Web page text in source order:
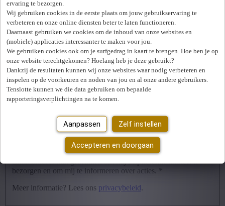
ervaring te bezorgen.
Wij gebruiken cookies in de eerste plaats om jouw gebruikservaring te
verbeteren en onze online diensten beter te laten functioneren.
Daarnaast gebruiken we cookies om de inhoud van onze websites en
(mobiele) applicaties interessanter te maken voor jou.
We gebruiken cookies ook om je surfgedrag in kaart te brengen. Hoe ben je op
onze website terechtgekomen? Hoelang heb je deze gebruikt?
Dankzij de resultaten kunnen wij onze websites waar nodig verbeteren en
inspelen op de voorkeuren en noden van jou en al onze andere gebruikers.
Tenslotte kunnen we die data gebruiken om bepaalde
rapporteringsverplichtingen na te komen.
Aanpassen Zelf instellen
Accepteren en doorgaan
Download ons rapport
Naam*
Voornaam*
E-mail*
Telefoonnummer*
Ik aanvaard dat USG Professionals de gegevens die ik
communiceer kan gebruiken om mij inspirerende artikels te
bezorgen en om mij te informeren over acties. *
Meer informatie? Lees ons privacybeleid.